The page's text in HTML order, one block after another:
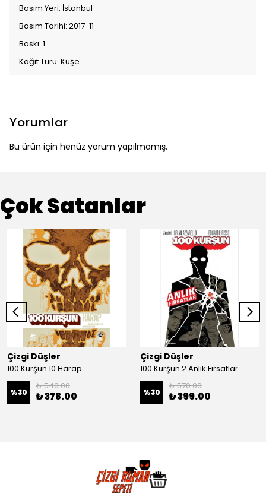
Basım Yeri: İstanbul
Basım Tarihi: 2017-11
Baskı: 1
Kağıt Türü: Kuşe
Yorumlar
Bu ürün için henüz yorum yapılmamış.
Çok Satanlar
Çizgi Düşler
100 Kurşun 10 Harap
%30
₺ 540.00
₺ 378.00
Çizgi Düşler
100 Kurşun 2 Anlık Fırsatlar
%30
₺ 570.00
₺ 399.00